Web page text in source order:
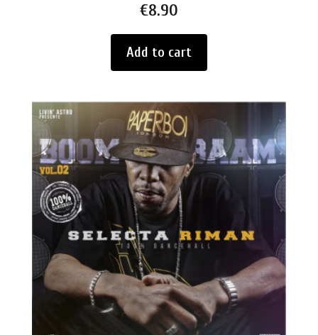
Price
€8.90
Add to cart